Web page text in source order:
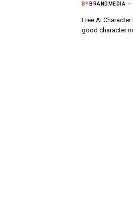
BY BRANDMEDIA
Free Ai
good character